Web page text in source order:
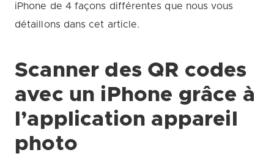
iPhone de 4 façons différentes que nous vous
détaillons dans cet article.
Scanner des QR codes
avec un iPhone grâce à
l’application appareil
photo